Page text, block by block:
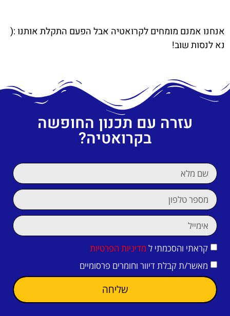
אנחנו אמנם מומחים לקרואטיה אבל הפעם התקלת אותנו :(
נא לנסות שוב!
עזרה עם תכנון החופשה
בקרואטיה?
קראתי והסכמתי ל מדיניות הפרטיות
מאשר/ת קבלת דיוור וחומרים פרסומיים
שליחה